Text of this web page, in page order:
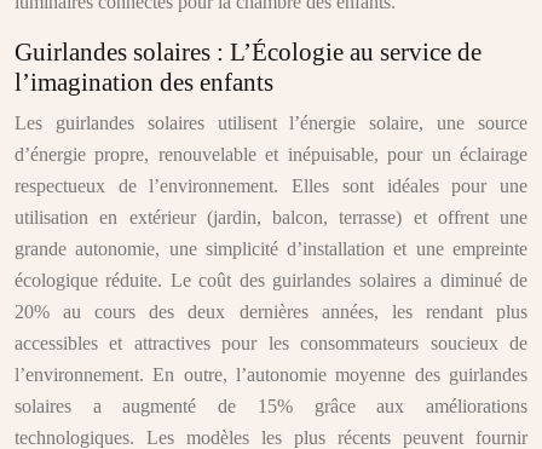
Guirlandes solaires : L’Écologie au service de
l’imagination des enfants
Les guirlandes solaires utilisent l’énergie solaire, une source
d’énergie propre, renouvelable et inépuisable, pour un éclairage
respectueux de l’environnement. Elles sont idéales pour une
utilisation en extérieur (jardin, balcon, terrasse) et offrent une
grande autonomie, une simplicité d’installation et une empreinte
écologique réduite. Le coût des guirlandes solaires a diminué de
20% au cours des deux dernières années, les rendant plus
accessibles et attractives pour les consommateurs soucieux de
l’environnement. En outre, l’autonomie moyenne des guirlandes
solaires a augmenté de 15% grâce aux améliorations
technologiques. Les modèles les plus récents peuvent fournir